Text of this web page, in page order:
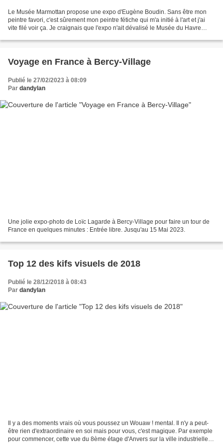
Le Musée Marmottan propose une expo d'Eugène Boudin. Sans être mon
peintre favori, c'est sûrement mon peintre fétiche qui m'a initié à l'art et j'ai
vite filé voir ça. Je craignais que l'expo n'ait dévalisé le Musée du Havre
Voyage en France à Bercy-Village
Publié le 27/02/2023 à 08:09
Par dandylan
Une jolie expo-photo de Loïc Lagarde à Bercy-Village pour faire un tour de
France en quelques minutes : Entrée libre. Jusqu'au 15 Mai 2023.
Top 12 des kifs visuels de 2018
Publié le 28/12/2018 à 08:43
Par dandylan
Il y a des moments vrais où vous poussez un Wouaw ! mental. Il n'y a peut-
être rien d'extraordinaire en soi mais pour vous, c'est magique. Par exemple
pour commencer, cette vue du 8ème étage d'Anvers sur la ville industrielle et